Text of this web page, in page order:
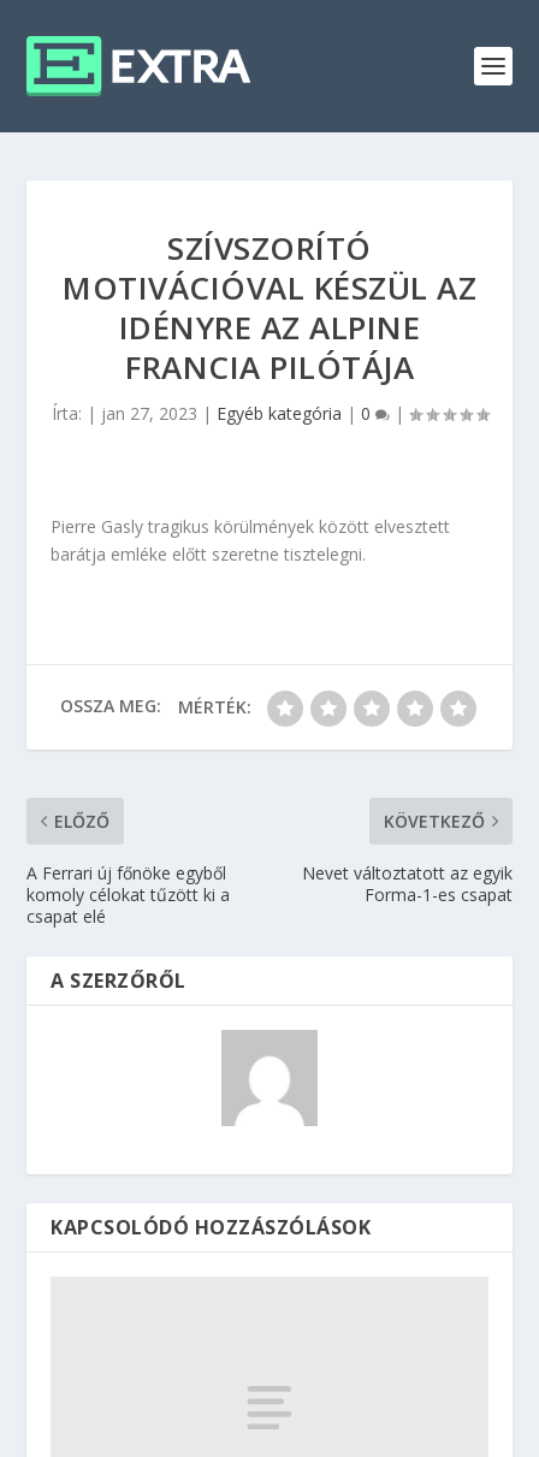
SZÍVSZORÍTÓ
MOTIVÁCIÓVAL KÉSZÜL AZ
IDÉNYRE AZ ALPINE
FRANCIA PILÓTÁJA
Írta: | jan 27, 2023 | Egyéb kategória | 0 |
Pierre Gasly tragikus körülmények között elvesztett
barátja emléke előtt szeretne tisztelegni.
OSSZA MEG: MÉRTÉK:
ELŐZŐ
A Ferrari új főnöke egyből
komoly célokat tűzött ki a
csapat elé
KÖVETKEZŐ
Nevet változtatott az egyik
Forma-1-es csapat
A SZERZŐRŐL
KAPCSOLÓDÓ HOZZÁSZÓLÁSOK